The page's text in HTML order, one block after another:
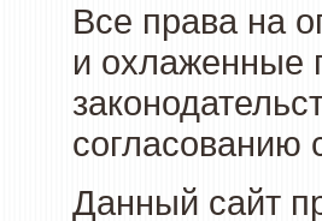
Все права на
и охлаженные
согласованию
Данный сайт